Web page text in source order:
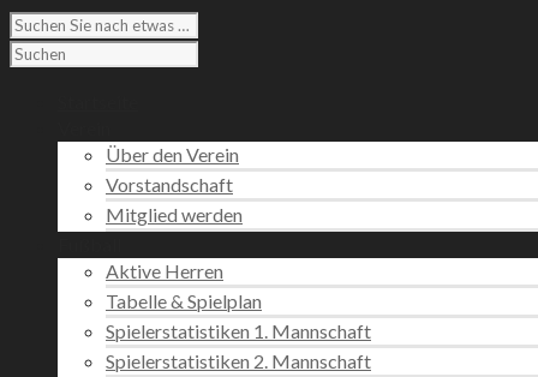
Über den Verein
Vorstandschaft
Mitglied werden
Aktive Herren
Tabelle & Spielplan
Spielerstatistiken 1. Mannschaft
Spielerstatistiken 2. Mannschaft